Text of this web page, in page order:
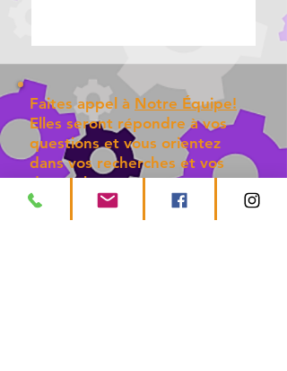
Faites appel à Notre Équipe!
Elles seront répondre à vos
questions et vous orientez
dans vos recherches et vos
démarches.